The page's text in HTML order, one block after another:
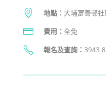
地點： 大埔富善邨
費用： 全免
報名及查詢： 3943